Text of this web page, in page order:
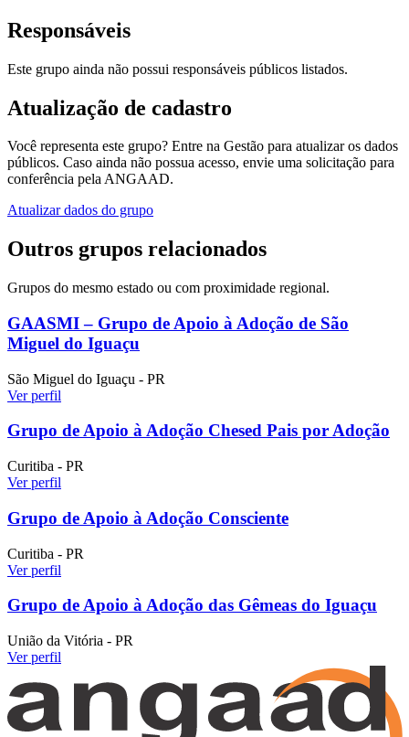
Responsáveis
Este grupo ainda não possui responsáveis públicos listados.
Atualização de cadastro
Você representa este grupo? Entre na Gestão para atualizar os dados
públicos. Caso ainda não possua acesso, envie uma solicitação para
conferência pela ANGAAD.
Atualizar dados do grupo
Outros grupos relacionados
Grupos do mesmo estado ou com proximidade regional.
GAASMI – Grupo de Apoio à Adoção de São
Miguel do Iguaçu
São Miguel do Iguaçu - PR
Ver perfil
Grupo de Apoio à Adoção Chesed Pais por Adoção
Curitiba - PR
Ver perfil
Grupo de Apoio à Adoção Consciente
Curitiba - PR
Ver perfil
Grupo de Apoio à Adoção das Gêmeas do Iguaçu
União da Vitória - PR
Ver perfil